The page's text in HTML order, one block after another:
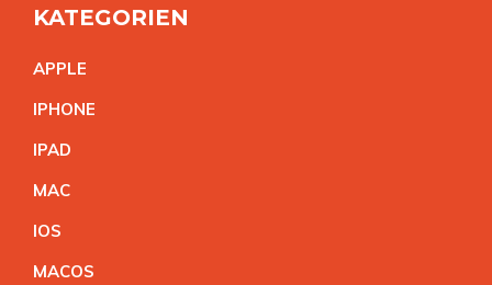
KATEGORIEN
APPLE
IPHONE
IPAD
MAC
IOS
MACOS